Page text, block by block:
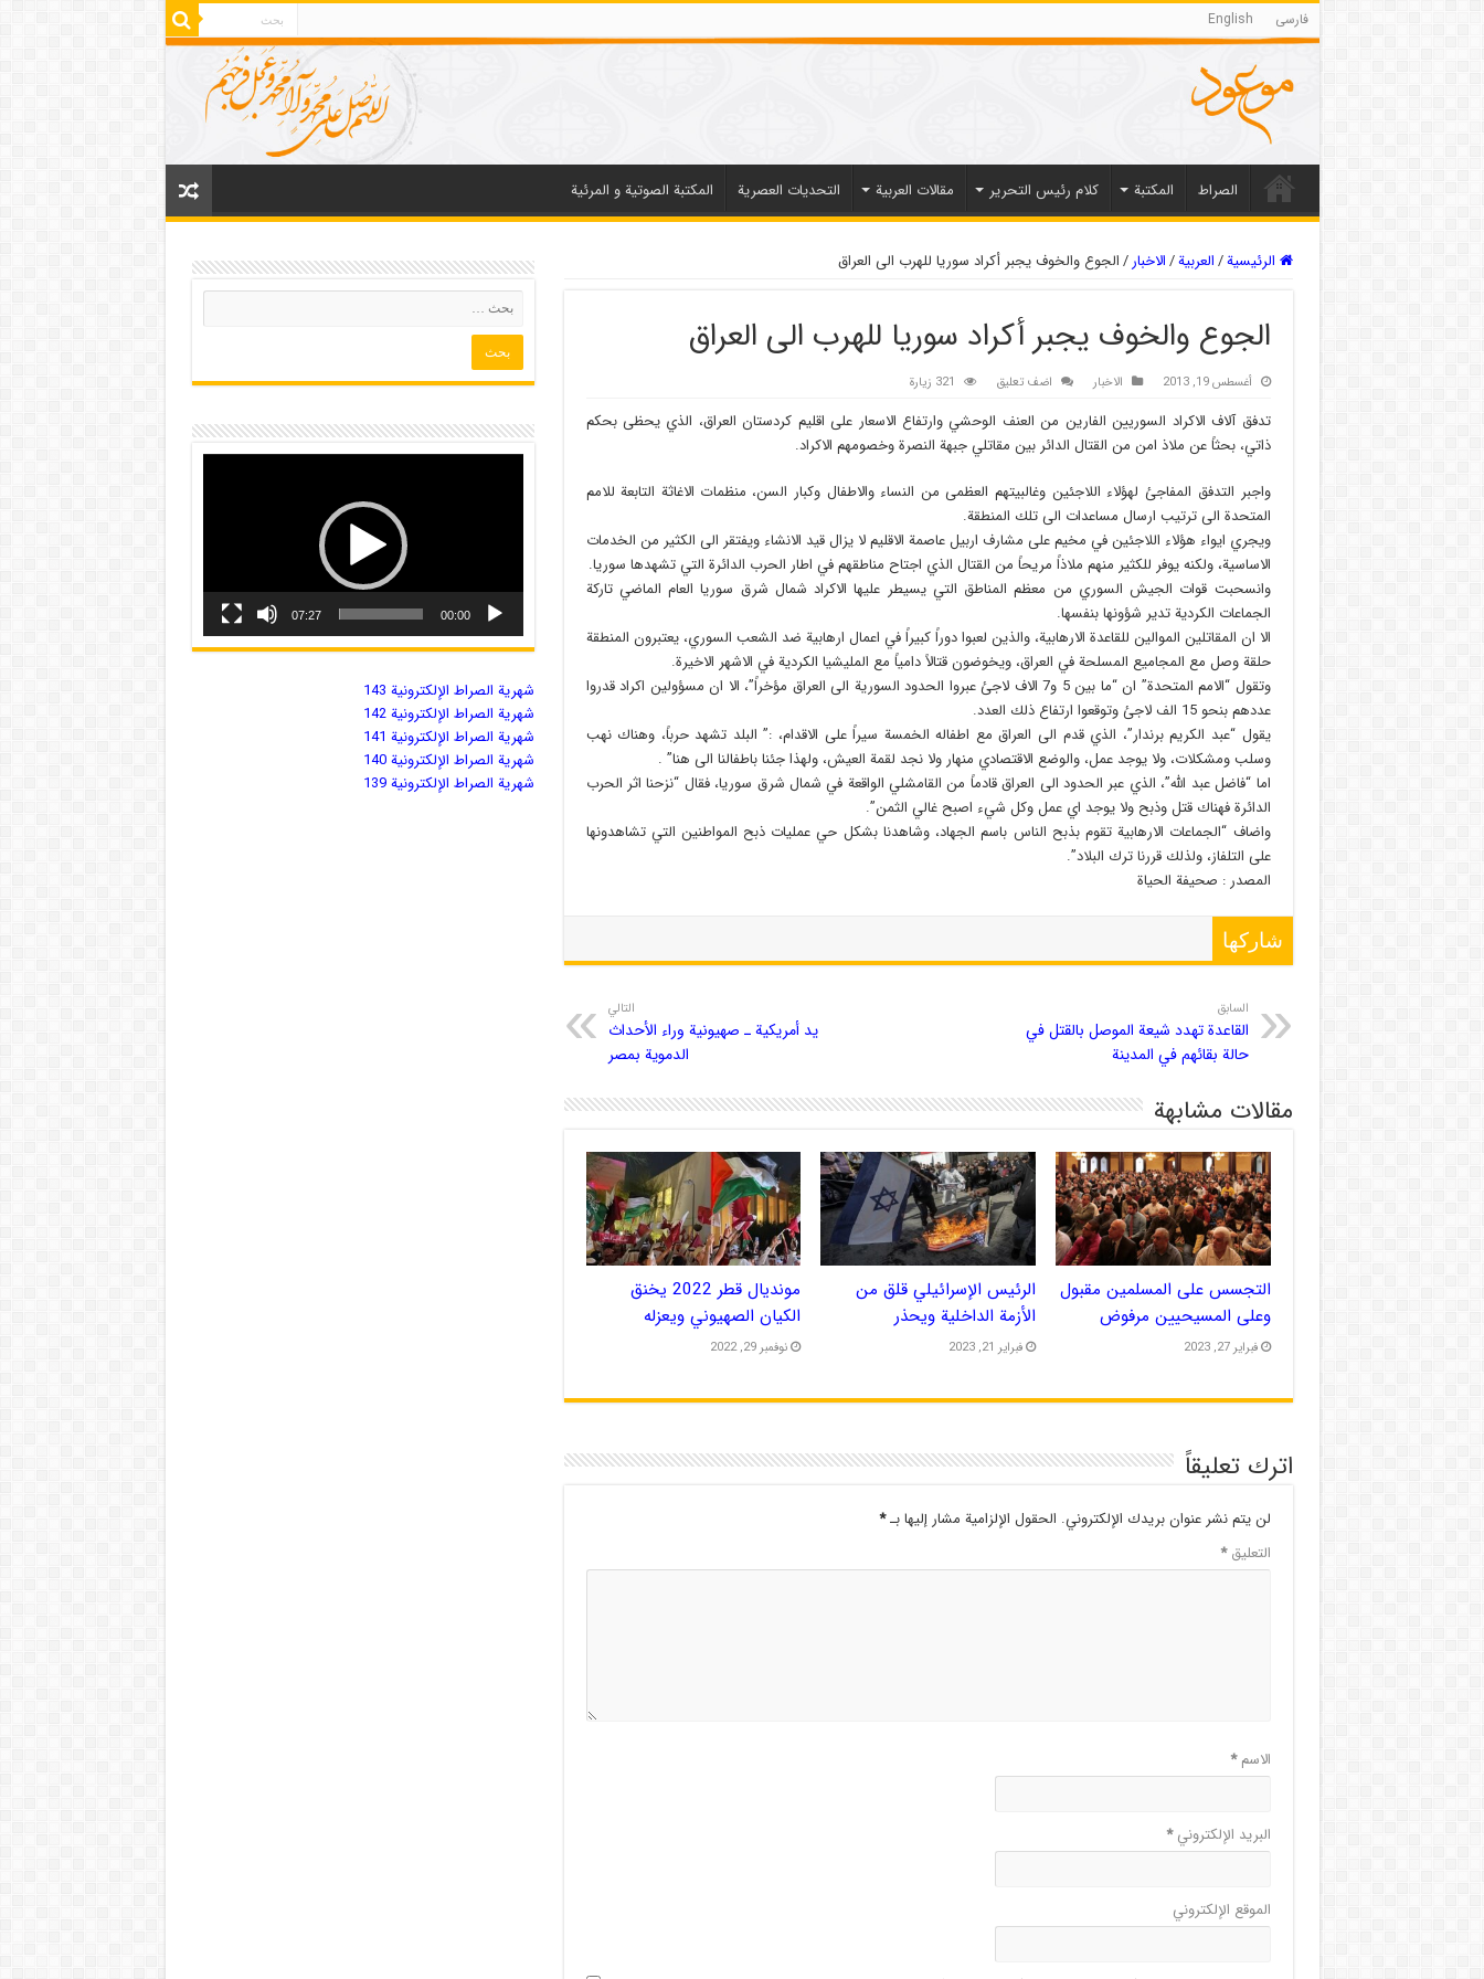
فارسی English
الصراط المکتبة كلام رئيس التحرير مقالات العربیة التحديات العصرية المكتبة الصوتية و المرئية
الرئيسية/العربیة/الاخبار /الجوع والخوف يجبر أكراد سوريا للهرب الى العراق
الجوع والخوف يجبر أكراد سوريا للهرب الى العراق
أغسطس 19, 2013 الاخبار اضف تعليق 321 زيارة
تدفق آلاف الاكراد السوريين الفارين من العنف الوحشي وارتفاع الاسعار على اقليم كردستان العراق، الذي يحظى بحكم
ذاتي، بحثاً عن ملاذ امن من القتال الدائر بين مقاتلي جبهة النصرة وخصومهم الاكراد.
واجبر التدفق المفاجئ لهؤلاء اللاجئين وغالبيتهم العظمى من النساء والاطفال وكبار السن، منظمات الاغاثة التابعة للامم
المتحدة الى ترتيب ارسال مساعدات الى تلك المنطقة.
ويجري ايواء هؤلاء اللاجئين في مخيم على مشارف اربيل عاصمة الاقليم لا يزال قيد الانشاء ويفتقر الى الكثير من الخدمات
الاساسية، ولكنه يوفر للكثير منهم ملاذاً مريحاً من القتال الذي اجتاح مناطقهم في اطار الحرب الدائرة التي تشهدها سوريا.
وانسحبت قوات الجيش السوري من معظم المناطق التي يسيطر عليها الاكراد شمال شرق سوريا العام الماضي تاركة
الجماعات الكردية تدير شؤونها بنفسها.
الا ان المقاتلين الموالين للقاعدة الارهابية، والذين لعبوا دوراً كبيراً في اعمال ارهابية ضد الشعب السوري، يعتبرون المنطقة
حلقة وصل مع المجاميع المسلحة في العراق، ويخوضون قتالاً دامياً مع المليشيا الكردية في الاشهر الاخيرة.
وتقول “الامم المتحدة” ان “ما بين 5 و7 الاف لاجئ عبروا الحدود السورية الى العراق مؤخراً”، الا ان مسؤولين اكراد قدروا
عددهم بنحو 15 الف لاجئ وتوقعوا ارتفاع ذلك العدد.
يقول “عبد الكريم برندار”، الذي قدم الى العراق مع اطفاله الخمسة سيراً على الاقدام، :” البلد تشهد حرباً، وهناك نهب
وسلب ومشكلات، ولا يوجد عمل، والوضع الاقتصادي منهار ولا نجد لقمة العيش، ولهذا جئنا باطفالنا الى هنا” .
اما “فاضل عبد الله”، الذي عبر الحدود الى العراق قادماً من القامشلي الواقعة في شمال شرق سوريا، فقال “نزحنا اثر الحرب
الدائرة فهناك قتل وذبح ولا يوجد اي عمل وكل شيء اصبح غالي الثمن”.
واضاف “الجماعات الارهابية تقوم بذبح الناس باسم الجهاد، وشاهدنا بشكل حي عمليات ذبح المواطنين التي تشاهدونها
على التلفاز، ولذلك قررنا ترك البلاد”.
المصدر : صحیفة الحیاة
شاركها
السابق
القاعدة تهدد شيعة الموصل بالقتل في
حالة بقائهم في المدينة
التالي
يد أمريكية ـ صهيونية وراء الأحداث
الدموية بمصر
مقالات مشابهة
التجسس على المسلمين مقبول
وعلى المسيحيين مرفوض
فبراير 27, 2023
الرئيس الإسرائيلي قلق من
الأزمة الداخلية ويحذر
فبراير 21, 2023
مونديال قطر 2022 يخنق
الكيان الصهيوني ويعزله
نوفمبر 29, 2022
اترك تعليقاً
لن يتم نشر عنوان بريدك الإلكتروني. الحقول الإلزامية مشار إليها بـ*
التعليق*
الاسم*
البريد الإلكتروني*
الموقع الإلكتروني
00:00
07:27
شهریة الصراط الإلكترونية 143
شهریة الصراط الإلكترونية 142
شهریة الصراط الإلكترونية 141
شهریة الصراط الإلكترونية 140
شهریة الصراط الإلكترونية 139